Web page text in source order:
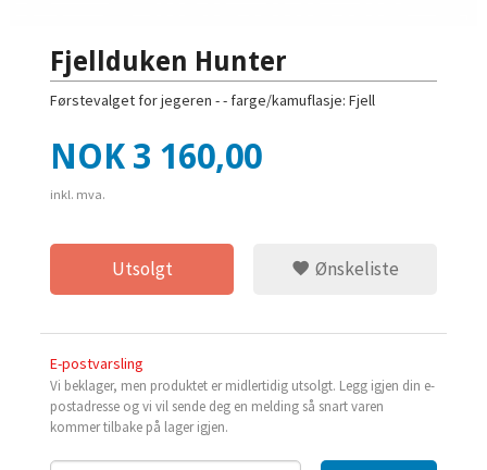
Fjellduken Hunter
Førstevalget for jegeren - - farge/kamuflasje: Fjell
Pris
NOK 3 160,00
inkl. mva.
Utsolgt Ønskeliste
E-postvarsling
Vi beklager, men produktet er midlertidig utsolgt. Legg igjen din e-
postadresse og vi vil sende deg en melding så snart varen
kommer tilbake på lager igjen.